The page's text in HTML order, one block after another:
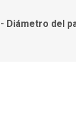
- Diámetro del